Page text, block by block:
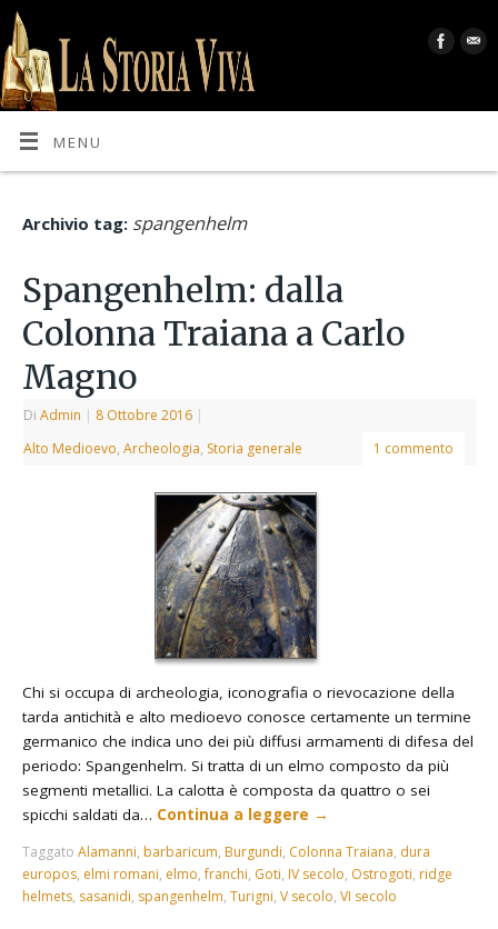
MENU
Archivio tag: spangenhelm
Spangenhelm: dalla
Colonna Traiana a Carlo
Magno
DiAdmin | 8 Ottobre 2016 |
Alto Medioevo,Archeologia, Storia generale 1 commento
Chi si occupa di archeologia, iconografia o rievocazione della
tarda antichità e alto medioevo conosce certamente un termine
germanico che indica uno dei più diffusi armamenti di difesa del
periodo: Spangenhelm. Si tratta di un elmo composto da più
segmenti metallici. La calotta è composta da quattro o sei
spicchi saldati da… Continua a leggere →
TaggatoAlamanni, barbaricum, Burgundi, Colonna Traiana, dura
europos, elmi romani, elmo,franchi, Goti, IV secolo, Ostrogoti, ridge
helmets, sasanidi, spangenhelm,Turigni,V secolo,VI secolo